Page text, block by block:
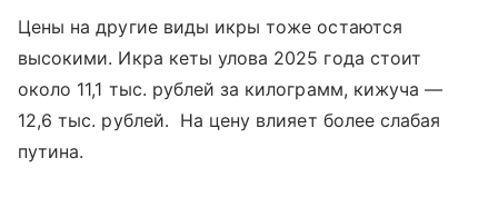
Цены на другие виды икры тоже остаются
высокими. Икра кеты улова 2025 года стоит
около 11,1 тыс. рублей за килограмм, кижуча —
12,6 тыс. рублей. На цену влияет более слабая
путина.